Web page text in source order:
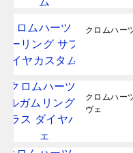
クロムハー
クロムハー
ヴェ